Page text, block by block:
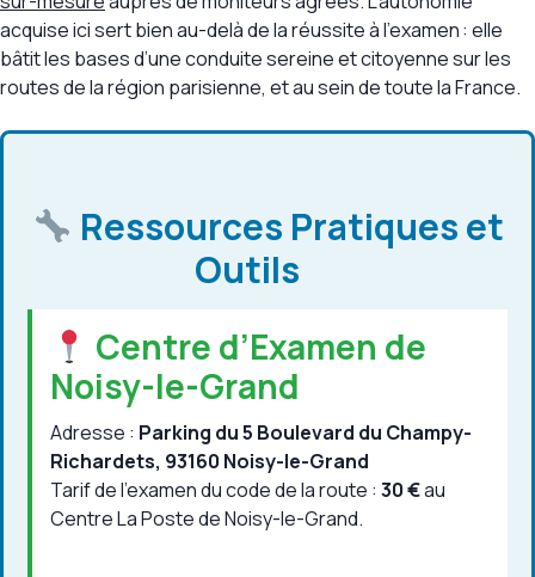
acquise ici sert bien au-delà de la réussite à l’examen : elle
bâtit les bases d’une conduite sereine et citoyenne sur les
routes de la région parisienne, et au sein de toute la France.
Ressources Pratiques et
Outils
Centre d’Examen de
Noisy-le-Grand
Adresse : Parking du 5 Boulevard du Champy-
Richardets, 93160 Noisy-le-Grand
Tarif de l’examen du code de la route : 30 €au
Centre La Poste de Noisy-le-Grand.